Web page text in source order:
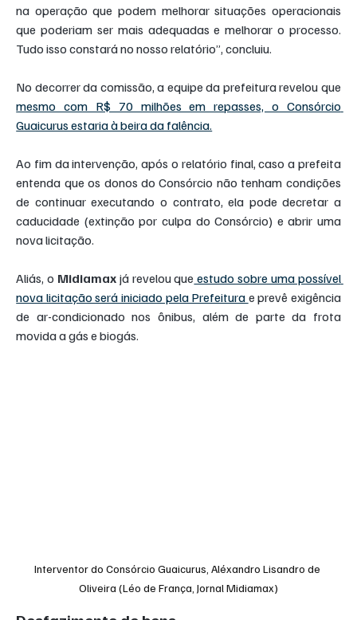
na operação que podem melhorar situações operacionais
que poderiam ser mais adequadas e melhorar o processo.
Tudo isso constará no nosso relatório”, concluiu.
mesmo com R$ 70 milhões em repasses, o Consórcio
Guaicurus estaria à beira da falência.
Ao fim da intervenção, após o relatório final, caso a prefeita
entenda que os donos do Consórcio não tenham condições
de continuar executando o contrato, ela pode decretar a
caducidade (extinção por culpa do Consórcio) e abrir uma
nova licitação.
Aliás, o Midiamax já revelou que estudo sobre uma possível
nova licitação será iniciado pela Prefeitura e prevê exigência
de ar-condicionado nos ônibus, além de parte da frota
movida a gás e biogás.
Interventor do Consórcio Guaicurus, Aléxandro Lisandro de
Oliveira (Léo de França, Jornal Midiamax)